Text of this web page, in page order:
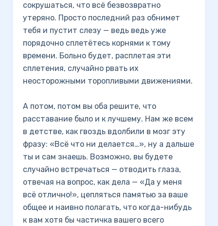
сокрушаться, что всё безвозвратно
утеряно. Просто последний раз обнимет
тебя и пустит слезу — ведь ведь уже
порядочно сплетётесь корнями к тому
времени. Больно будет, расплетая эти
сплетения, случайно рвать их
неосторожными торопливыми движениями.
А потом, потом вы оба решите, что
расставание было и к лучшему. Нам же всем
в детстве, как гвоздь вдолбили в мозг эту
фразу: «Всё что ни делается…», ну а дальше
ты и сам знаешь. Возможно, вы будете
случайно встречаться — отводить глаза,
отвечая на вопрос, как дела — «Да у меня
всё отлично!», цепляться памятью за ваше
общее и наивно полагать, что когда-нибудь
к вам хотя бы частичка вашего всего